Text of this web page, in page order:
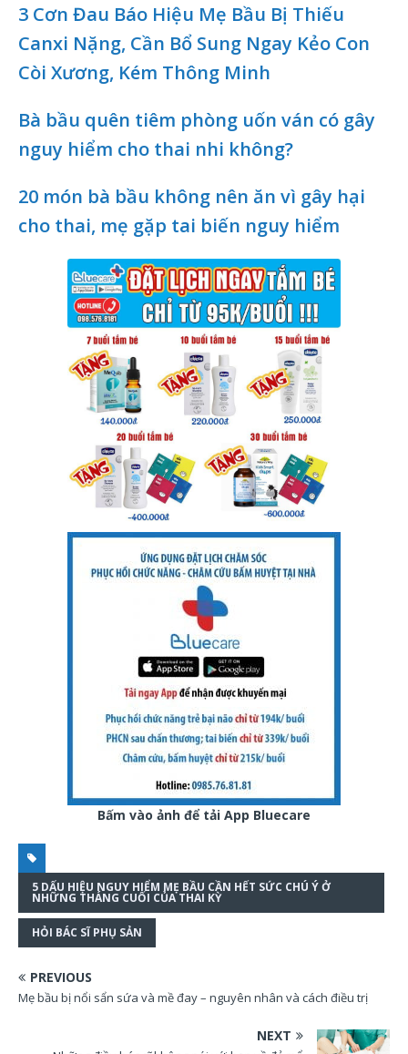
3 Cơn Đau Báo Hiệu Mẹ Bầu Bị Thiếu
Canxi Nặng, Cần Bổ Sung Ngay Kẻo Con
Còi Xương, Kém Thông Minh
Bà bầu quên tiêm phòng uốn ván có gây
nguy hiểm cho thai nhi không?
20 món bà bầu không nên ăn vì gây hại
cho thai, mẹ gặp tai biến nguy hiểm
Bấm vào ảnh để tải App Bluecare
5 DẤU HIỆU NGUY HIỂM MẸ BẦU CẦN HẾT SỨC CHÚ Ý Ở
NHỮNG THÁNG CUỐI CỦA THAI KỲ
HỎI BÁC SĨ PHỤ SẢN
PREVIOUS
Mẹ bầu bị nổi sẩn sứa và mề đay – nguyên nhân và cách điều trị
NEXT